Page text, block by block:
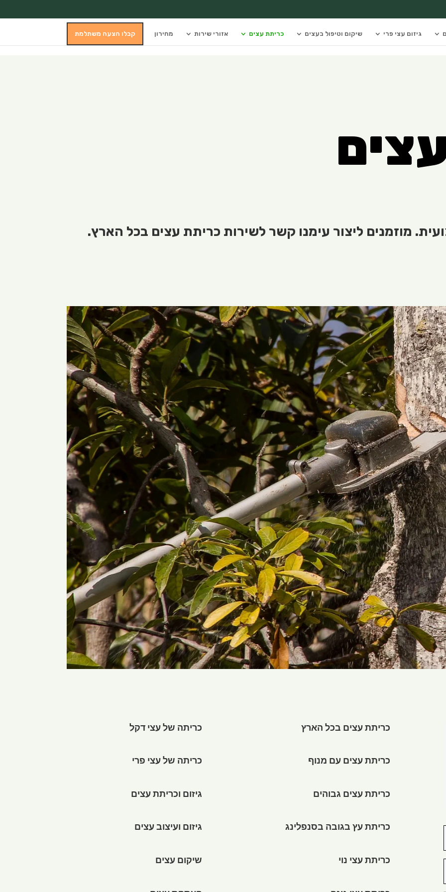
גיזום עצי פרי שיקום וטיפול בעצים כריתת עצים אזורי שירות מחירון קבלו הצעה משתלמת
מוזמנים ליצור עימנו קשר לשירות כריתת עצים בכל הארץ.
כריתה של עצי דקל
כריתה של עצי פרי
גיזום וכריתת עצים
גיזום ועיצוב עצים
שיקום עצים
כריתת עצים בכל הארץ
כריתת עצים עם מנוף
כריתת עצים גבוהים
כריתת עץ בגובה בסנפלינג
כריתת עצי נוי